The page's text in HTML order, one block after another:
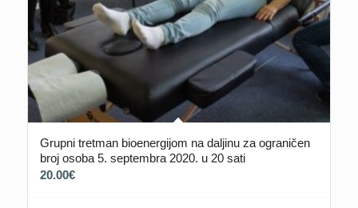
Grupni tretman bioenergijom na daljinu za ograničen
broj osoba 5. septembra 2020. u 20 sati
20.00€